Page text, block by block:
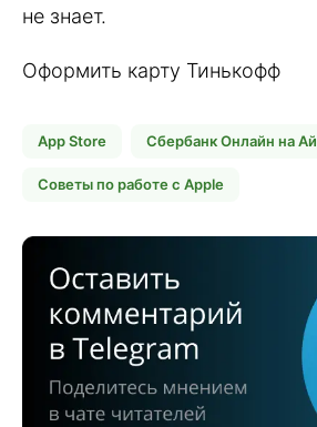
не знает.
Оформить карту Тинькофф
App Store Сбербанк Онлайн на
Советы по работе с Apple